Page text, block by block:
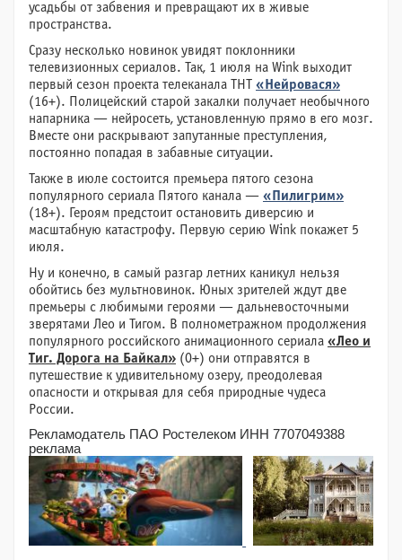
усадьбы от забвения и превращают их в живые
пространства.
Сразу несколько новинок увидят поклонники
телевизионных сериалов. Так, 1 июля на Wink выходит
первый сезон проекта телеканала ТНТ «Нейровася»
(16+). Полицейский старой закалки получает необычного
напарника — нейросеть, установленную прямо в его мозг.
Вместе они раскрывают запутанные преступления,
постоянно попадая в забавные ситуации.
Также в июле состоится премьера пятого сезона
популярного сериала Пятого канала — «Пилигрим»
(18+). Героям предстоит остановить диверсию и
масштабную катастрофу. Первую серию Wink покажет 5
июля.
Ну и конечно, в самый разгар летних каникул нельзя
обойтись без мультновинок. Юных зрителей ждут две
премьеры с любимыми героями — дальневосточными
зверятами Лео и Тигом. В полнометражном продолжения
популярного российского анимационного сериала «Лео и
Тиг. Дорога на Байкал» (0+) они отправятся в
путешествие к удивительному озеру, преодолевая
опасности и открывая для себя природные чудеса
России.
Рекламодатель ПАО Ростелеком ИНН 7707049388
реклама